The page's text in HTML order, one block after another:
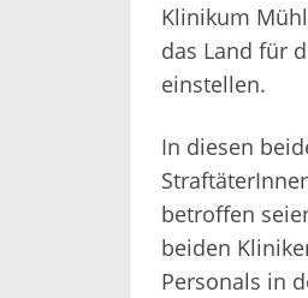
Klinikum
das Land für
einstellen.
In diesen
betroffen
beiden
Personals in